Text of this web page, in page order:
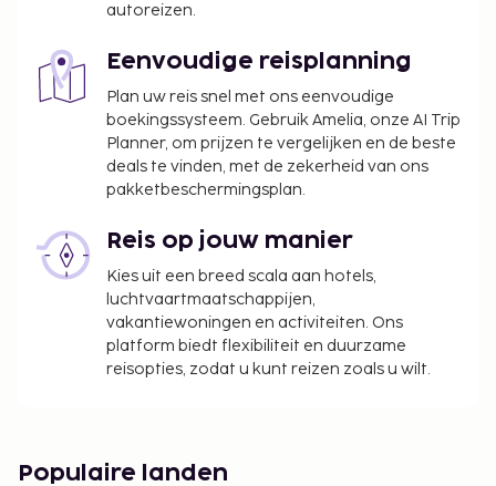
autoreizen.
Eenvoudige reisplanning
Plan uw reis snel met ons eenvoudige
boekingssysteem. Gebruik Amelia, onze AI Trip
Planner, om prijzen te vergelijken en de beste
deals te vinden, met de zekerheid van ons
pakketbeschermingsplan.
Reis op jouw manier
Kies uit een breed scala aan hotels,
luchtvaartmaatschappijen,
vakantiewoningen en activiteiten. Ons
platform biedt flexibiliteit en duurzame
reisopties, zodat u kunt reizen zoals u wilt.
Populaire landen